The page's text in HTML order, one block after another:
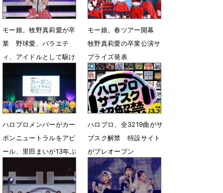
モー娘。牧野真莉愛が卒
業 野球愛、バラエテ
ィ、アイドルとして駆け
6月25日 19時27分
モー娘。春ツアー開幕
牧野真莉愛の卒業公演サ
プライズ発表
4月11日 23時05分
ハロプロメンバーがカー
ボンニュートラルをアピ
ール、里田まいが13年ぶ
3月21日 15時45分
ハロプロ、全3219曲がサ
ブスク解禁 特設サイト
がプレオープン
2月9日 18時11分